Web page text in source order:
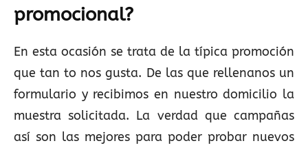
promocional?
En esta ocasión se trata de la típica promoción
que tan to nos gusta. De las que rellenanos un
formulario y recibimos en nuestro domicilio la
muestra solicitada. La verdad que campañas
así son las mejores para poder probar nuevos